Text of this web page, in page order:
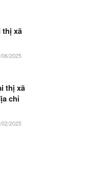
thị xã
2025
thị xã
chỉ
2025